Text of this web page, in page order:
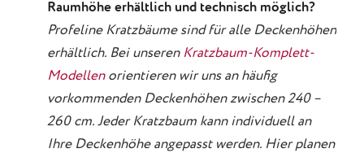
Raumhöhe erhältlich und technisch möglich?
Profeline Kratzbäume sind für alle Deckenhöhen
erhältlich. Bei unseren Kratzbaum-Komplett-
Modellen orientieren wir uns an häufig
vorkommenden Deckenhöhen zwischen 240 –
260 cm. Jeder Kratzbaum kann individuell an
Ihre Deckenhöhe angepasst werden. Hier planen